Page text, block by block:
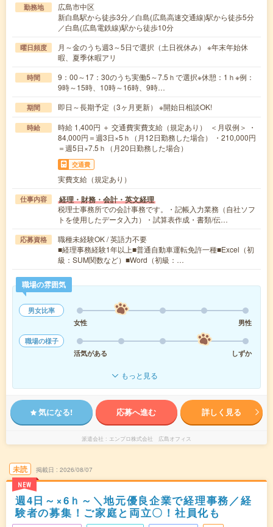
勤務地
広島市中区
新白島駅から徒歩3分／白島(広島高速交通線)駅から徒歩5分
／白島(広島電鉄線)駅から徒歩10分
曜日頻度
月～金のうち週3～5日で選択（土日祝休み） ※年末年始休
暇、夏季休暇アリ
時間
9：00～17：30のうち実働5～7.5ｈで選択※休憩：1ｈ※例：
9時～15時、10時～16時、9時…
期間 即日～長期予定（3ヶ月更新） ※開始日相談OK!
時給
時給 1,400円 ＋ 交通費実費支給（規定あり） ＜月収例＞ ・
84,000円＝週3日×5ｈ（月12日勤務した場合） ・210,000円
＝週5日×7.5ｈ（月20日勤務した場合）
交通費
実費支給（規定あり）
仕事内容 経理・財務・会計・英文経理
税理士事務所での会計事務です。・記帳入力業務（自社ソフ
トを使用したデータ入力）・試算表作成・書類/伝…
応募資格
職種未経験OK / 英語力不要
■経理事務経験1年以上■普通自動車運転免許一種■Excel（初
級：SUM関数など）■Word（初級：…
職場の雰囲気
男女比率
女性
男性
職場の様子
活気がある
しずか
もっと見る
気になる! 応募へ進む 詳しく見る
派遣会社 エンプロ株式会社 広島オフィス
未読
NEW
掲載日 2026/08/07
週4日～×6ｈ～＼地元優良企業で経理事務／経
験者の募集！ご家庭と両立〇！社員化も